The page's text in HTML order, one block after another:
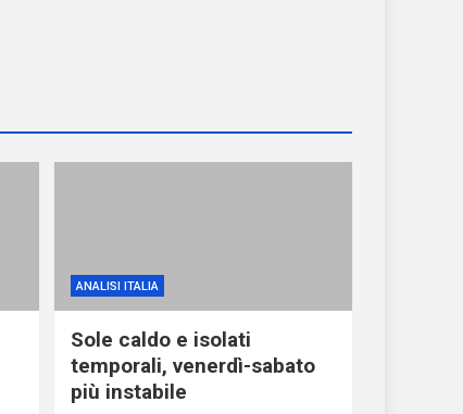
ANALISI ITALIA
Sole caldo e isolati
temporali, venerdì-sabato
più instabile